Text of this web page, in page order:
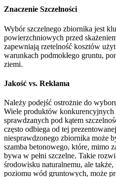
Znaczenie Szczelności
Wybór szczelnego zbiornika jest
powierzchniowych przed
zapewniają rzetelność kosztów
warunkach podmokłego gruntu,
ziemi.
Jakość vs. Reklama
Należy podejść ostrożnie do
Wiele produktów konkurencyjnych
sprawdzanych pod kątem
często odbiega od tej
niesprawdzonego zbiornika może
szamba betonowego, które, mimo
bywa w pełni szczelne. Takie
środowisku naturalnemu, ale
poziomu wód gruntowych, może